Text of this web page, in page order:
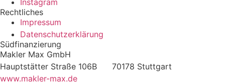
Rechtliches
Impressum
Datenschutzerklärung
Südfinanzierung
Makler Max GmbH
Hauptstätter Straße 106B 70178 Stuttgart
www.makler-max.de